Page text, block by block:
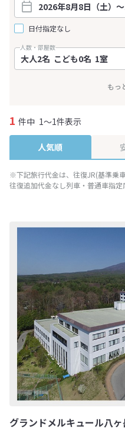
日付指定なし
人数・部屋数
もっ
1 件中 1～1件表示
人気順
※下記旅行代金は、往復JR(基準乗
往復追加代金なし列車・普通車指定
グランドメルキュール八